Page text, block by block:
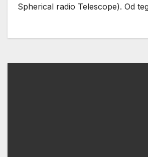
Spherical radio Telescope). Od